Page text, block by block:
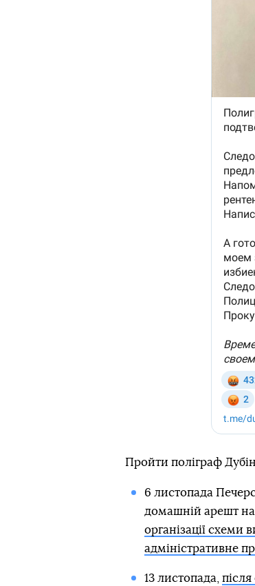
Пройти поліграф
6 листопада
домашній арешт
організації схеми
адміністративне
13 листопада,